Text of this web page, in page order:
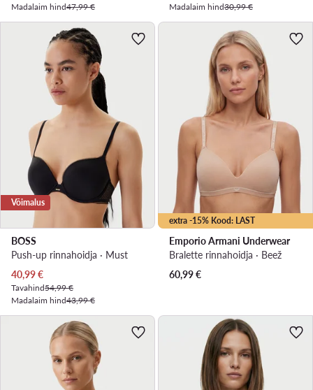
Madalaim hind47,99 € Madalaim hind30,99 €
Võimalus
BOSS
Push-up rinnahoidja · Must
Praegune hind
40,99€
Tavahind54,99 €
Madalaim hind43,99 €
extra -15% Kood: LAST
Emporio Armani Underwear
Bralette rinnahoidja · Beež
60,99€